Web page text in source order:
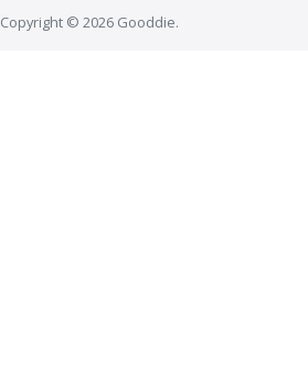
Copyright © 2026 Gooddie.